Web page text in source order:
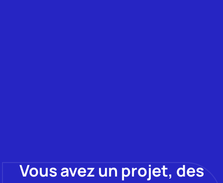
Vous avez un projet, des